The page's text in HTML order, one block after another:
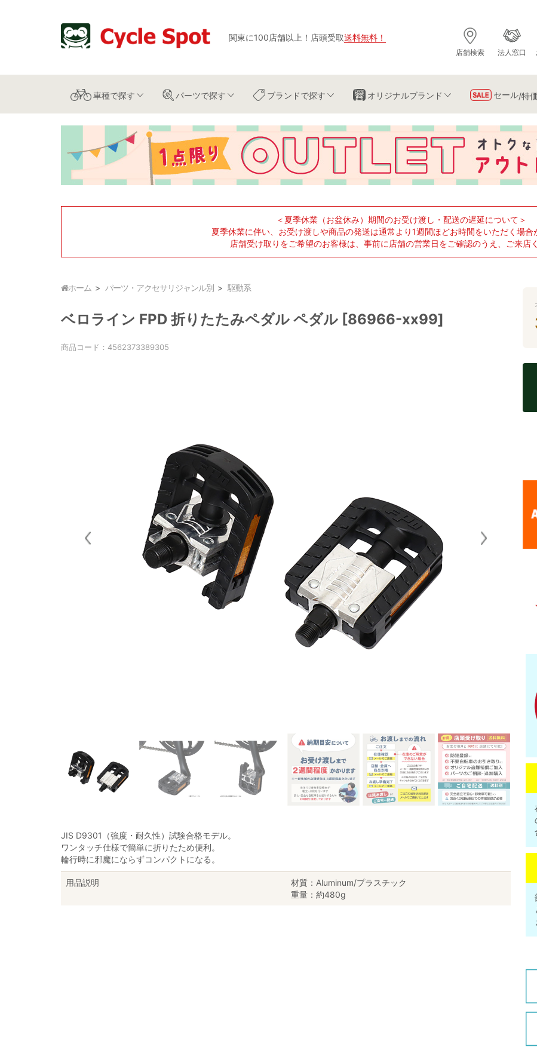
関東に100店舗以上 ！ 店頭受取送料無料 ！
店舗検索 法人窓口
車種で探す パーツで探す ブランドで探す オリジナルブランド セール/特
＜夏季休業（お盆休み）期間のお受け渡し・配送の遅延について＞
夏季休業に伴い、お受け渡しや商品の発送は通常より1週間ほどお時間をいただく場合
店舗受け取りをご希望のお客様は、事前に店舗の営業日をご確認のうえ、ご来店
ホーム パーツ・アクセサリジャンル別 駆動系
ベロライン FPD 折りたたみペダル ペダル [86966-xx99]
商品コード： 4562373389305
JIS D9301（強度・耐久性）試験合格モデル。
ワンタッチ仕様で簡単に折りたため便利。
輪行時に邪魔にならずコンパクトになる。
用品説明
材質：Aluminum/プラスチック
重量：約480g